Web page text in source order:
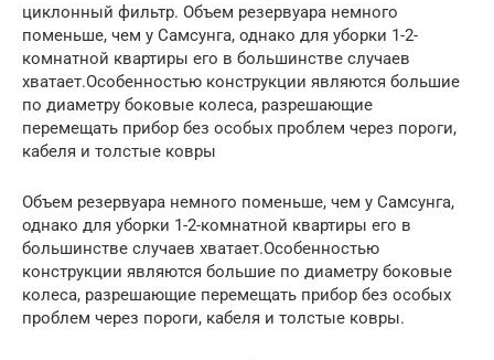
циклонный фильтр. Объем резервуара немного
поменьше, чем у Самсунга, однако для уборки 1-2-
комнатной квартиры его в большинстве случаев
хватает.Особенностью конструкции являются большие
по диаметру боковые колеса, разрешающие
перемещать прибор без особых проблем через пороги,
кабеля и толстые ковры
Объем резервуара немного поменьше, чем у Самсунга,
однако для уборки 1-2-комнатной квартиры его в
большинстве случаев хватает.Особенностью
конструкции являются большие по диаметру боковые
колеса, разрешающие перемещать прибор без особых
проблем через пороги, кабеля и толстые ковры.